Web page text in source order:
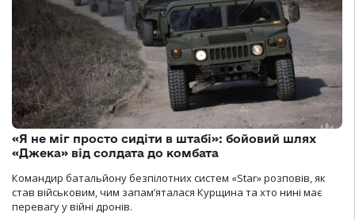
«Я не міг просто сидіти в штабі»: бойовий шлях
«Джека» від солдата до комбата
Командир батальйону безпілотних систем «Star» розповів, як
став військовим, чим запам’яталася Курщина та хто нині має
перевагу у війні дронів.